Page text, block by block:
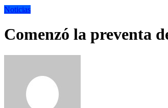
Noticias
Comenzó la preventa